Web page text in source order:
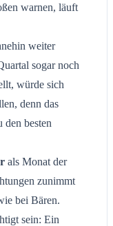
warnen, läuft
weiter
sogar noch
würde sich
denn das
den besten
als Monat der
zunimmt
bei Bären.
sein: Ein